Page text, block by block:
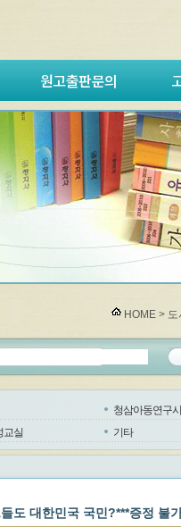
원고출판문의
HOME >
청삼아동연구
교실 기타
도 대한민국 국민?***증정 불